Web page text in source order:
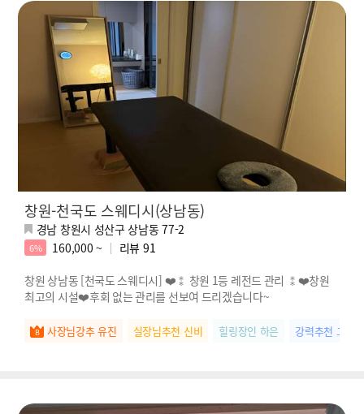
창원-천국도 스웨디시(상남동)
경남 창원시 성산구 상남동 77-2
6% 160,000 ~ 리뷰 91
창원 상남동 [천국도 스웨디시] ❤️⁑ 창원 1등 레전드 관리 ⁑❤️창원
최고의 시설❤️후회 없는 관리를 선보여 드리겠습니다~
사장님강추 유진 실장님추천 신비 힐링장인 하은 강력추천 고은